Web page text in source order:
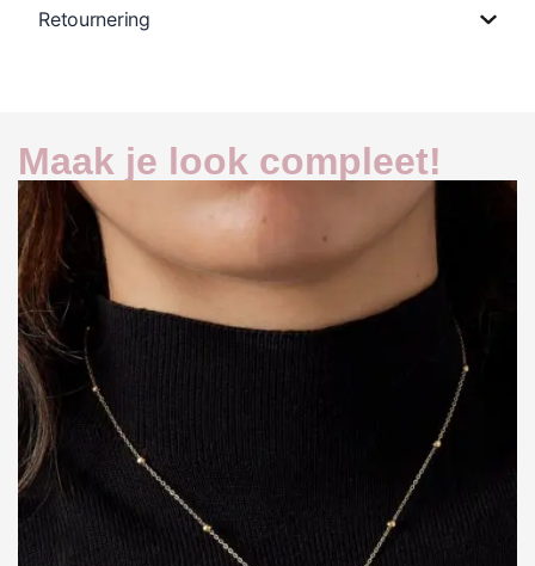
Retournering
Maak je look compleet!